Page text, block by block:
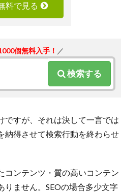
料で見る
個無料入手！ ／
検索する
ですが、それは決して一言では
納得させて検索行動を終わらせ
コンテンツ・質の高いコンテン
ません。SEOの場合多少文字